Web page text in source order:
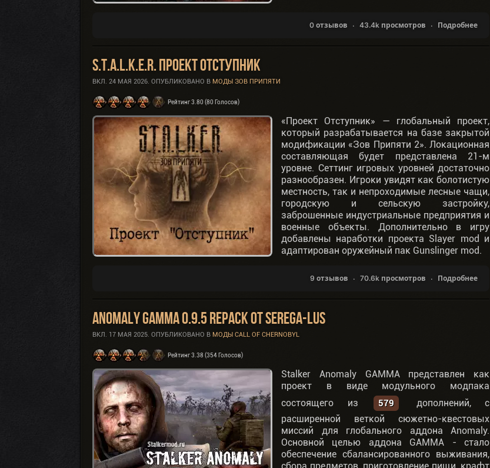
0 отзывов 43.4k просмотров Подробнее
S.T.A.L.K.E.R. Проект Отступник
ВКЛ. 24 МАЯ 2026. ОПУБЛИКОВАНО В МОДЫ ЗОВ ПРИПЯТИ
Рейтинг 3.80 (80 Голосов)
«Проект Отступник» — глобальный проект,
который разрабатывается на базе закрытой
модификации «Зов Припяти 2». Локационная
составляющая будет представлена 21-м
уровне. Сеттинг игровых уровней достаточно
разнообразен. Игроки увидят как болотистую
местность, так и непроходимые лесные чащи,
городскую и сельскую застройку,
заброшенные индустриальные предприятия и
военные объекты. Дополнительно в игру
добавлены наработки проекта Slayer mod и
адаптирован оружейный пак Gunslinger mod.
9 отзывов 70.6k просмотров Подробнее
Anomaly GAMMA 0.9.5 Repack от SEREGA-LUS
ВКЛ. 17 МАЯ 2025. ОПУБЛИКОВАНО В МОДЫ CALL OF CHERNOBYL
Рейтинг 3.38 (354 Голосов)
Stalker Anomaly GAMMA представлен как
проект в виде модульного модпака
состоящего из
579
дополнений, с
расширенной веткой сюжетно-квестовых
миссий для глобального аддона Anomaly.
Основной целью аддона GAMMA - стало
обеспечение сбалансированного выживания,